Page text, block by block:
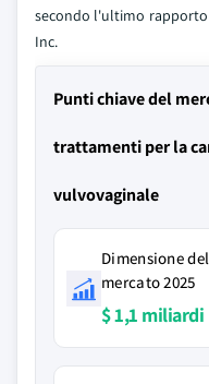
secondo l'ultimo
Inc.
Punti chiave del
trattamenti per la
vulvovaginale
Dimensione del
mercato 2025
$ 1,1 miliardi